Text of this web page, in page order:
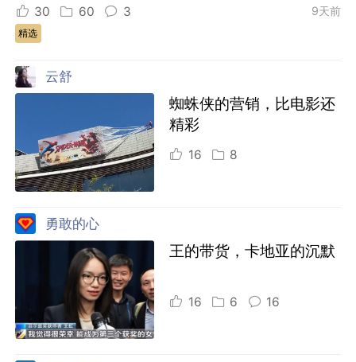
30 60 3 9天前
精选
云舒
蜘蛛侠的营销，比电影还
精彩
16 8
勇敢的心
王的带货，卡地亚的沉默
16 6 16